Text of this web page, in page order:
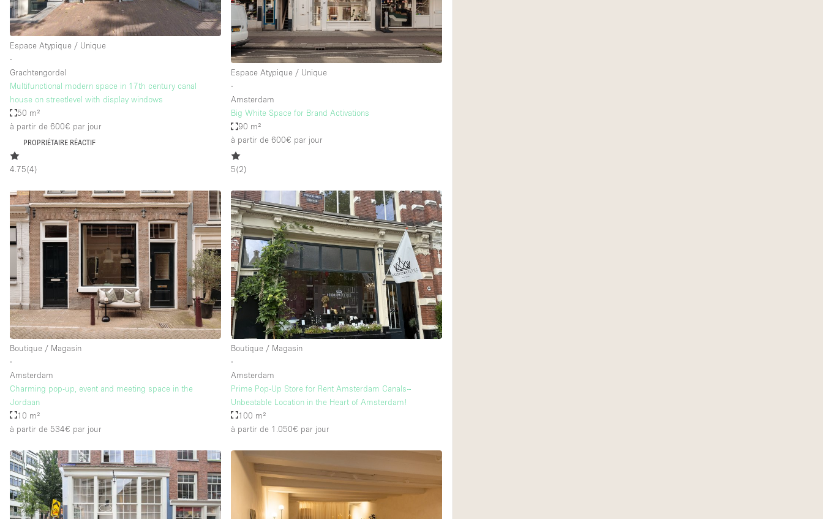
Mobilier
Plusieurs Pièces
Réserve
Smoking Area
Éclairage
Équipement de bureau
Étage/accès Sous-sol
Rez-de-chaussée sur rue
Rooftop
Espace Atypique / Unique
∙
Grachtengordel
Multifunctional modern space in 17th century canal
house on streetlevel with display windows
50 m²
à partir de 600€ par jour
PROPRIÉTAIRE RÉACTIF
4.75(4)
Espace Atypique / Unique
∙
Amsterdam
Big White Space for Brand Activations
90 m²
à partir de 600€ par jour
5(2)
Boutique / Magasin
∙
Amsterdam
Charming pop-up, event and meeting space in the
Jordaan
10 m²
à partir de 534€ par jour
Boutique / Magasin
∙
Amsterdam
Prime Pop-Up Store for Rent Amsterdam Canals–
Unbeatable Location in the Heart of Amsterdam!
100 m²
à partir de 1.050€ par jour